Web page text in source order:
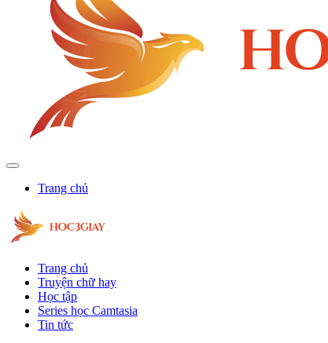
Trang chủ
Trang chủ
Truyện chữ hay
Học tập
Series học Camtasia
Tin tức